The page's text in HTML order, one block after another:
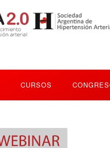
CURSOS